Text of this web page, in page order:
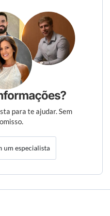
para te ajudar. Sem
um especialista